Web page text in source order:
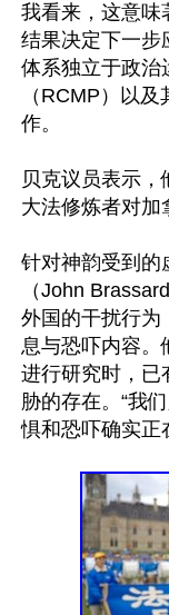
我看来，这意味
结果决定下一步
体系独立于政治
（RCMP）以
作。
贝克议员表示
大法修炼者对加
针对神韵受到的
（John
外国的干扰行为
息与恐吓内容。
进行研究时，已
胁的存在。“我
惧和恐吓确实正